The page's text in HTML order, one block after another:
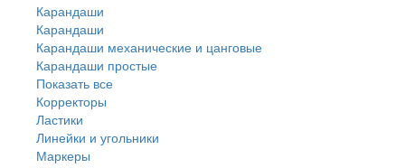
Карандаши
Карандаши
Карандаши механические и цанговые
Карандаши простые
Показать все
Корректоры
Ластики
Линейки и угольники
Маркеры